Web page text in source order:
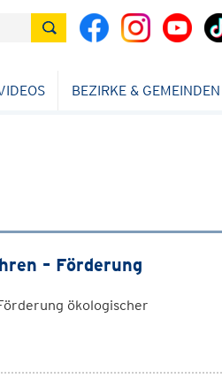
BEZIRKE & GEMEINDEN
– Förderung
ökologischer